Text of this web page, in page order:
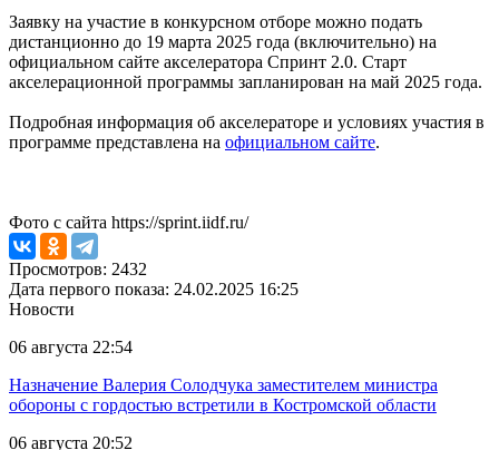
Заявку на участие в конкурсном отборе можно подать
дистанционно до 19 марта 2025 года (включительно) на
официальном сайте акселератора Спринт 2.0. Старт
акселерационной программы запланирован на май 2025 года.
Подробная информация об акселераторе и условиях участия в
программе представлена на официальном сайте.
Фото с сайта https://sprint.iidf.ru/
Просмотров: 2432
Дата первого показа: 24.02.2025 16:25
Новости
06 августа 22:54
Назначение Валерия Солодчука заместителем министра
обороны с гордостью встретили в Костромской области
06 августа 20:52